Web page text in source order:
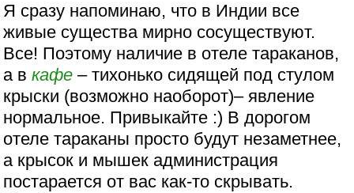
Я сразу напоминаю, что в Индии все
живые существа мирно сосуществуют.
Все! Поэтому наличие в отеле тараканов,
а вкафе – тихонько сидящей под стулом
крыски (возможно наоборот)– явление
нормальное. Привыкайте :) В дорогом
отеле тараканы просто будут незаметнее,
а крысок и мышек администрация
постарается от вас как-то скрывать.